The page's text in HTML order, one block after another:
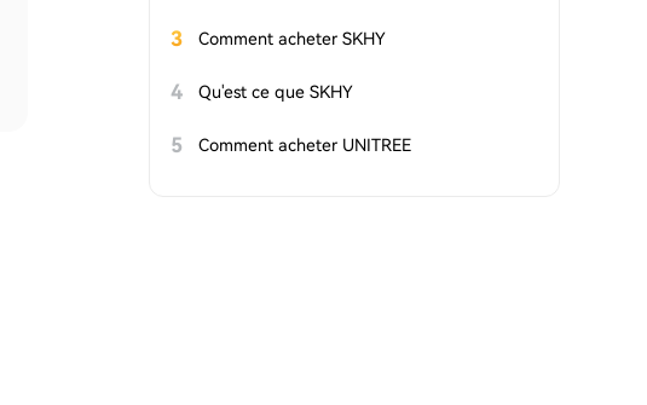
3 Comment acheter SKHY
4 Qu'est ce que SKHY
5 Comment acheter UNITREE